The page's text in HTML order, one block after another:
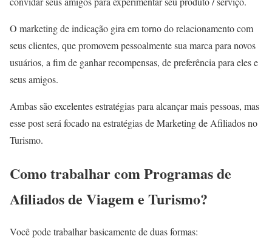
O marketing de indicação gira em torno do relacionamento com
seus clientes, que promovem pessoalmente sua marca para novos
usuários, a fim de ganhar recompensas, de preferência para eles e
seus amigos.
Ambas são excelentes estratégias para alcançar mais pessoas, mas
esse post será focado na estratégias de Marketing de Afiliados no
Turismo.
Como trabalhar com Programas de
Afiliados de Viagem e Turismo?
Você pode trabalhar basicamente de duas formas: